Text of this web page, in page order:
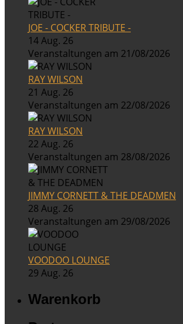
JOE - COCKER TRIBUTE -
14 Aug. 26
Veranstaltungen am 21/08/2026
RAY WILSON
21 Aug. 26
Veranstaltungen am 22/08/2026
RAY WILSON
22 Aug. 26
Veranstaltungen am 28/08/2026
JIMMY CORNETT & THE DEADMEN
28 Aug. 26
Veranstaltungen am 29/08/2026
VOODOO LOUNGE
29 Aug. 26
Warenkorb